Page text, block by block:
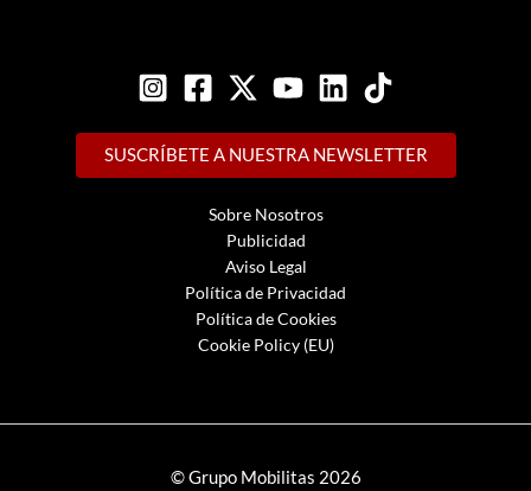
SUSCRÍBETE A NUESTRA NEWSLETTER
Sobre Nosotros
Publicidad
Aviso Legal
Política de Privacidad
Política de Cookies
Cookie Policy (EU)
© Grupo Mobilitas 2026